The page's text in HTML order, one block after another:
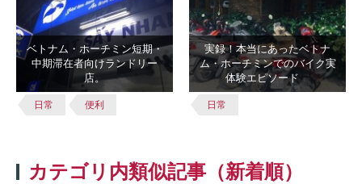
ベトナム・ホーチミン短期・
中期滞在者向けランドリー
店。
日常 便利
実録！本当にあったベトナ
ム・ホーチミンでのバイク実
体験エピソード
日常
カテゴリ内類似記事（新着順）